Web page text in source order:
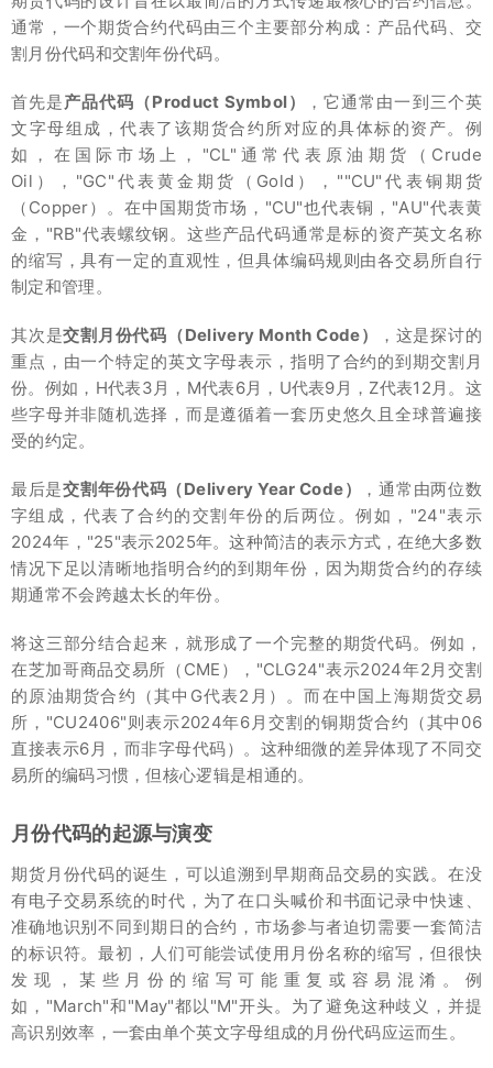
通常，一个期货合约代码由三个主要部分构成：产品代码、交
割月份代码和交割年份代码。
首先是产品代码（Product Symbol）
，它通常由一到三个英
文字母组成，代表了该期货合约所对应的具体标的资产。例
如，在国际市场上，"CL"通常代表原油期货（Crude
Oil），"GC"代表黄金期货（Gold），""CU"代表铜期货
（Copper）。在中国期货市场，"CU"也代表铜，"AU"代表黄
金，"RB"代表螺纹钢。这些产品代码通常是标的资产英文名称
的缩写，具有一定的直观性，但具体编码规则由各交易所自行
制定和管理。
其次是交割月份代码（Delivery Month Code）
，这是探讨的
重点，由一个特定的英文字母表示，指明了合约的到期交割月
份。例如，H代表3月，M代表6月，U代表9月，Z代表12月。这
些字母并非随机选择，而是遵循着一套历史悠久且全球普遍接
受的约定。
最后是交割年份代码（Delivery Year Code）
，通常由两位数
字组成，代表了合约的交割年份的后两位。例如，"24"表示
2024年，"25"表示2025年。这种简洁的表示方式，在绝大多数
情况下足以清晰地指明合约的到期年份，因为期货合约的存续
期通常不会跨越太长的年份。
将这三部分结合起来，就形成了一个完整的期货代码。例如，
在芝加哥商品交易所（CME），"CLG24"表示2024年2月交割
的原油期货合约（其中G代表2月）。而在中国上海期货交易
所，"CU2406"则表示2024年6月交割的铜期货合约（其中06
直接表示6月，而非字母代码）。这种细微的差异体现了不同交
易所的编码习惯，但核心逻辑是相通的。
月份代码的起源与演变
期货月份代码的诞生，可以追溯到早期商品交易的实践。在没
有电子交易系统的时代，为了在口头喊价和书面记录中快速、
准确地识别不同到期日的合约，市场参与者迫切需要一套简洁
的标识符。最初，人们可能尝试使用月份名称的缩写，但很快
发现，某些月份的缩写可能重复或容易混淆。例
如，"March"和"May"都以"M"开头。为了避免这种歧义，并提
高识别效率，一套由单个英文字母组成的月份代码应运而生。